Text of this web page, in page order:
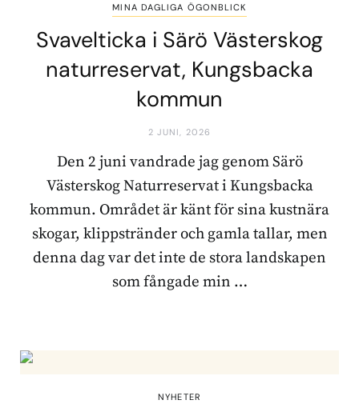
MINA DAGLIGA ÖGONBLICK
Svavelticka i Särö Västerskog
naturreservat, Kungsbacka
kommun
2 JUNI, 2026
Den 2 juni vandrade jag genom Särö
Västerskog Naturreservat i Kungsbacka
kommun. Området är känt för sina kustnära
skogar, klippstränder och gamla tallar, men
denna dag var det inte de stora landskapen
som fångade min …
NYHETER